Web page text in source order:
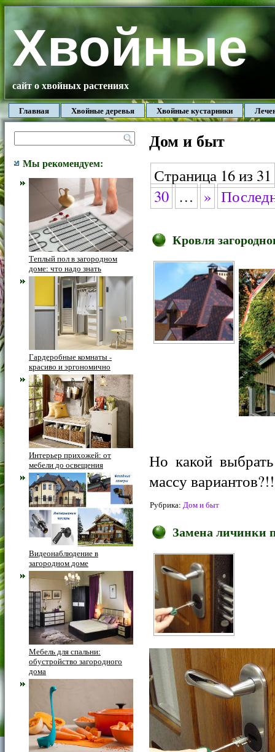
Хвойные
сайт о хвойных растениях
Главная Хвойные деревья Хвойные кустарники
Мы рекомендуем:
Теплый пол в загородном
доме: что надо знать
Гардеробные комнаты -
красиво и эргономично
Интерьер прихожей: от
мебели до освещения
Видеонаблюдение в
загородном доме
Мебель для спальни:
обустройство загородного
дома
Дом и быт
Страница 16 из 31
30 … »
Кровля
Но какой
массу
Рубрика: Дом и быт
Замена личинки